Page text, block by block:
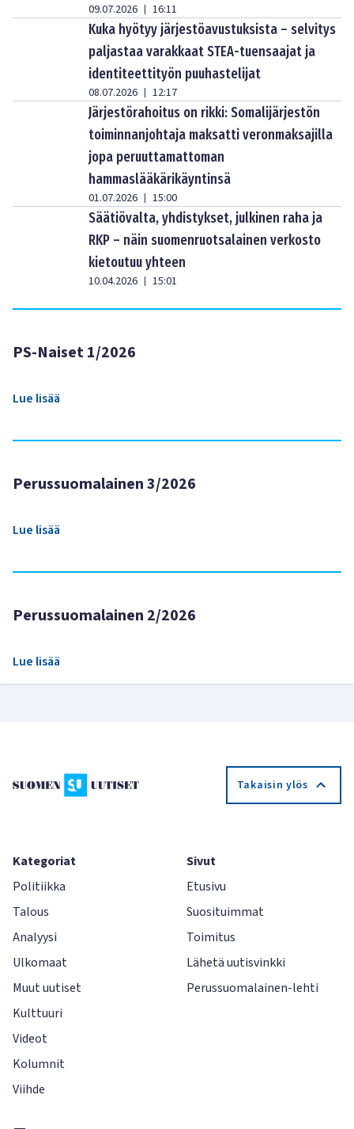
09.07.2026 | 16:11
Kuka hyötyy järjestöavustuksista – selvitys
paljastaa varakkaat STEA-tuensaajat ja
identiteettityön puuhastelijat
08.07.2026 | 12:17
Järjestörahoitus on rikki: Somalijärjestön
toiminnanjohtaja maksatti veronmaksajilla
jopa peruuttamattoman
hammaslääkärikäyntinsä
01.07.2026 | 15:00
Säätiövalta, yhdistykset, julkinen raha ja
RKP – näin suomenruotsalainen verkosto
kietoutuu yhteen
10.04.2026 | 15:01
PS-Naiset 1/2026
Lue lisää
Perussuomalainen 3/2026
Lue lisää
Perussuomalainen 2/2026
Lue lisää
Takaisin ylös
Kategoriat
Politiikka
Talous
Analyysi
Ulkomaat
Muut uutiset
Kulttuuri
Videot
Kolumnit
Viihde
Sivut
Etusivu
Suosituimmat
Toimitus
Lähetä uutisvinkki
Perussuomalainen-lehti